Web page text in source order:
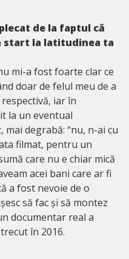
de la faptul că
start la latitudinea ta
mi-a fost foarte clar ce
doar de felul meu de a
iar în
la un eventual
degrabă: “nu, n-ai cu
filmat, pentru un
care nu e chiar mică
acei bani care ar fi
a fost nevoie de o
să fac și să montez
documentar real a
în 2016.